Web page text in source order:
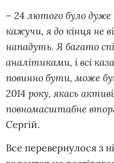
– 24 лютого було дуже
кажучи, я до кінця не
нападуть. Я багато
аналітиками, і всі
повинно бути, може
2014 року, якась
повномасштабне
Сергій.
Все перевернулося з